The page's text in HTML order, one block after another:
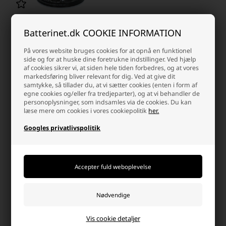
Batterinet.dk COOKIE INFORMATION
På vores website bruges cookies for at opnå en funktionel
side og for at huske dine foretrukne indstillinger. Ved hjælp
af cookies sikrer vi, at siden hele tiden forbedres, og at vores
markedsføring bliver relevant for dig. Ved at give dit
samtykke, så tillader du, at vi sætter cookies (enten i form af
egne cookies og/eller fra tredjeparter), og at vi behandler de
personoplysninger, som indsamles via de cookies. Du kan
læse mere om cookies i vores cookiepolitik her.
Googles privatlivspolitik
Vis cookie detaljer
MARVEL Batman Sparebøsse Ø
10 x H 15 cm
15,00 DKK
På lager
Vi sender din pakkemandag
+
I en verden fuld af uforudsigeligheder er det af afgørende
betydning at sikre dine mest værdifulde ejendele. Uanset om det
og kontanter, er korrekt opbevaring nøglen til at skabe ro i sindet
Vælg den optimale opbevaringsløsning: